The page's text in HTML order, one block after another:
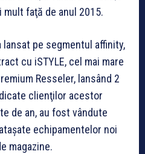
mult faţă de anul 2015.
lansat pe segmentul affinity,
cu iSTYLE, cel mai mare
Resseler, lansând 2
clienţilor acestor
de an, au fost vândute
echipamentelor noi
magazine.